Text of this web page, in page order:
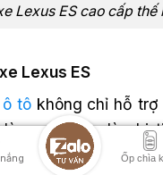
Lexus ES cao cấp thế
Lexus ES
tôkhông chỉ hỗ trợ
mà còn là chi
thẩm mỹ riêng.Ốp chìa